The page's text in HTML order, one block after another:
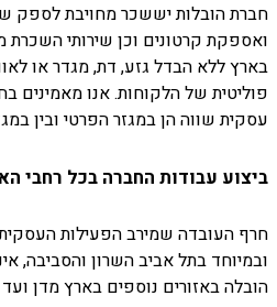
חברת הובלות יששכר מחויבת לספק
ואספקת קרטונים וכן שירותי השכרת
בארץ ללא הבדל גזע, דת, מגדר או
פוליטית של הלקוחות. אנו מאמינים
עסקית שווה הן במגזר הפרטי ובין
ביצוע עבודות החברה בכל רחבי
חרף העובדה שמירב הפעילות
ובמיוחד בתל אביב השרון והסביבה,
הובלה באזורים נוספים בארץ מדן